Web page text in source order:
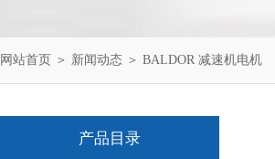
网站首页 ＞ 新闻动态 ＞ BALDOR 减速机电机
产品目录